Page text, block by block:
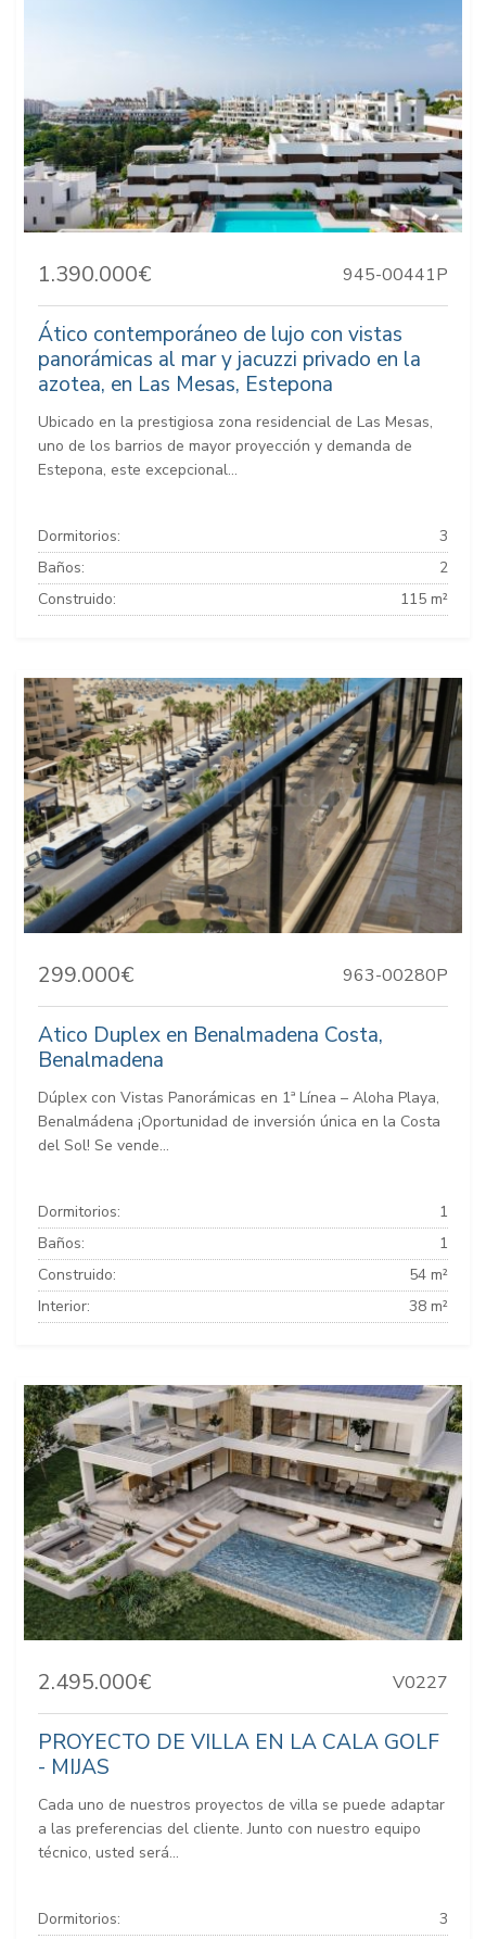
1.390.000€ 945-00441P
Ático contemporáneo de lujo con vistas
panorámicas al mar y jacuzzi privado en la
azotea, en Las Mesas, Estepona
Ubicado en la prestigiosa zona residencial de Las Mesas,
uno de los barrios de mayor proyección y demanda de
Estepona, este excepcional...
Dormitorios:
3
Baños:
2
Construido:
115 m²
299.000€ 963-00280P
Atico Duplex en Benalmadena Costa,
Benalmadena
Dúplex con Vistas Panorámicas en 1ª Línea – Aloha Playa,
Benalmádena ¡Oportunidad de inversión única en la Costa
del Sol! Se vende...
Dormitorios:
1
Baños:
1
Construido:
54 m²
Interior:
38 m²
2.495.000€ V0227
PROYECTO DE VILLA EN LA CALA GOLF
- MIJAS
Cada uno de nuestros proyectos de villa se puede adaptar
a las preferencias del cliente. Junto con nuestro equipo
técnico, usted será...
Dormitorios:
3